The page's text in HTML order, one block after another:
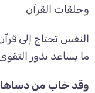
وحلقات القرآن
النفس تحتاج إلى
ما يساعد بذور
وقد خاب من